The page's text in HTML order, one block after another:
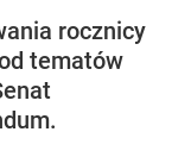
rocznicy
tematów